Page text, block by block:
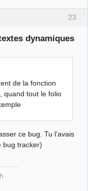
23
dynamiques
de la fonction
quand tout le folio
ce bug. Tu l'avais
bug tracker)